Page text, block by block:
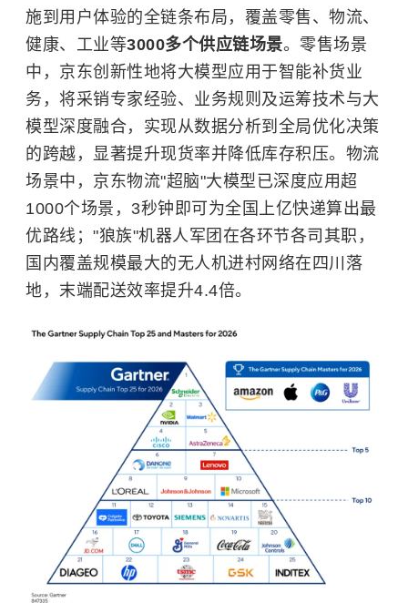
施到用户体验的全链条布局，覆盖零售、物流、
健康、工业等3000多个供应链场景。零售场景
中，京东创新性地将大模型应用于智能补货业
务，将采销专家经验、业务规则及运筹技术与大
模型深度融合，实现从数据分析到全局优化决策
的跨越，显著提升现货率并降低库存积压。物流
场景中，京东物流"超脑"大模型已深度应用超
1000个场景，3秒钟即可为全国上亿快递算出最
优路线；"狼族"机器人军团在各环节各司其职，
国内覆盖规模最大的无人机进村网络在四川落
地，末端配送效率提升4.4倍。